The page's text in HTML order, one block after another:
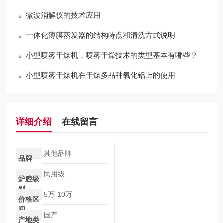
微波消解仪的技术应用
一体化薄膜蒸发器的结构特点和清洗方式说明
小型喷雾干燥机，喷雾干燥技术的类型基本有哪些？
小型喷雾干燥机在干燥多品种氧化铝上的使用
详细介绍 在线留言
品牌
其他品牌
炉腔级
别
民用级
价格区
间
5万-10万
产地类
国产